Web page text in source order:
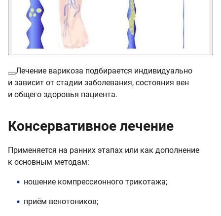
Лечение варикоза подбирается индивидуально
и зависит от стадии заболевания, состояния вен
и общего здоровья пациента.
Консервативное лечение
Применяется на ранних этапах или как дополнение
к основным методам:
ношение компрессионного трикотажа;
приём венотоников;